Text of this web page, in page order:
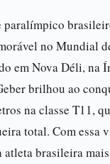
paralímpico
no Mundial
em Nova Déli, na
brilhou ao
na classe T11,
total. Com essa
atleta brasileira